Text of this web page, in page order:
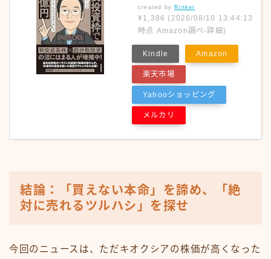
created by Rinker
¥1,386 (2026/08/10 13:44:13
時点 Amazon調べ-詳細)
Kindle Amazon
楽天市場
Yahooショッピング
メルカリ
結論：「買えない本命」を諦め、「絶
対に売れるツルハシ」を探せ
今回のニュースは、ただキオクシアの株価が高くなった